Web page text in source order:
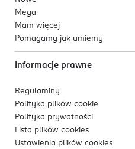
Mega
Mam więcej
Pomagamy jak umiemy
Informacje prawne
Regulaminy
Polityka plików cookie
Polityka prywatności
Lista plików cookies
Ustawienia plików cookies